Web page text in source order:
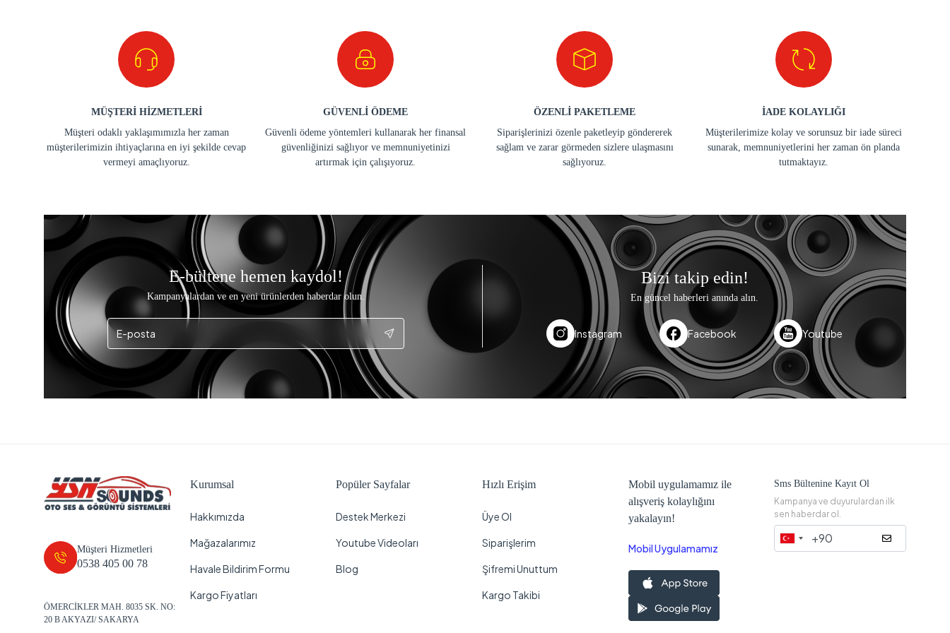
MÜŞTERİ HİZMETLERİ
Müşteri odaklı yaklaşımımızla her zaman
müşterilerimizin ihtiyaçlarına en iyi şekilde cevap
vermeyi amaçlıyoruz.
GÜVENLİ ÖDEME
Güvenli ödeme yöntemleri kullanarak her finansal
güvenliğinizi sağlıyor ve memnuniyetinizi
artırmak için çalışıyoruz.
ÖZENLİ PAKETLEME
Siparişlerinizi özenle paketleyip göndererek
sağlam ve zarar görmeden sizlere ulaşmasını
sağlıyoruz.
İADE KOLAYLIĞI
Müşterilerimize kolay ve sorunsuz bir iade süreci
sunarak, memnuniyetlerini her zaman ön planda
tutmaktayız.
E-bültene hemen kaydol!
Kampanyalardan ve en yeni ürünlerden haberdar olun.
Bizi takip edin!
En güncel haberleri anında alın.
Instagram Facebook Youtube
Müşteri Hizmetleri
0538 405 00 78
ÖMERCİKLER MAH. 8035 SK. NO:
20 B AKYAZI/ SAKARYA
Kurumsal
Hakkımızda
Mağazalarımız
Havale Bildirim Formu
Kargo Fiyatları
Popüler Sayfalar
Destek Merkezi
Youtube Videoları
Blog
Hızlı Erişim
Üye Ol
Siparişlerim
Şifremi Unuttum
Kargo Takibi
Mobil uygulamamız ile
alışveriş kolaylığını
yakalayın!
Mobil Uygulamamız
Sms Bültenine Kayıt Ol
Kampanya ve duyurulardan ilk
sen haberdar ol.